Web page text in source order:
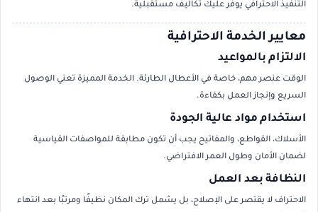
التنفيذ الاحترافي يوفر عليك تكاليف مستقبلية.
معايير الخدمة الاحترافية
الالتزام بالمواعيد
الوقت عنصر مهم، خاصة في الأعطال الطارئة. الخدمة المميزة تعني الوصول
السريع وإنجاز العمل بكفاءة.
استخدام مواد عالية الجودة
الأسلاك، القواطع، والمفاتيح يجب أن تكون مطابقة للمواصفات القياسية
لضمان الأمان وطول العمر الافتراضي.
النظافة بعد العمل
الاحتراف لا يقتصر على الإصلاح، بل يشمل ترك المكان نظيفًا ومرتبًا بعد انتهاء